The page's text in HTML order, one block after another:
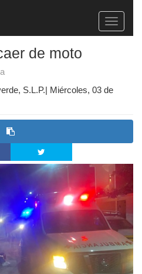
Toggle
de moto
S.L.P.| Miércoles, 03 de